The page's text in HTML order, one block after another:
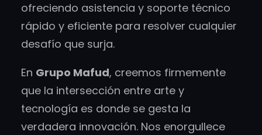
ofreciendo asistencia y soporte técnico
rápido y eficiente para resolver cualquier
desafío que surja.
En Grupo Mafud, creemos firmemente
que la intersección entre arte y
tecnología es donde se gesta la
verdadera innovación. Nos enorgullece